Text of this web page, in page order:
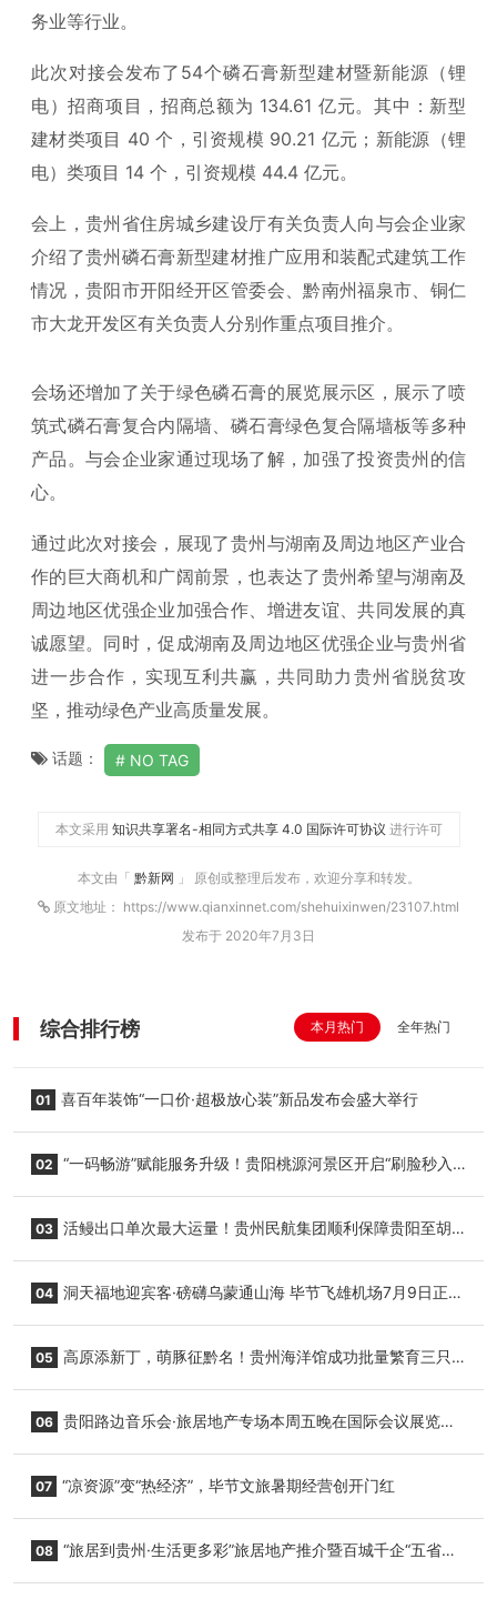
务业等行业。
此次对接会发布了54个磷石膏新型建材暨新能源（锂
电）招商项目，招商总额为 134.61 亿元。其中：新型
建材类项目 40 个，引资规模 90.21 亿元；新能源（锂
电）类项目 14 个，引资规模 44.4 亿元。
会上，贵州省住房城乡建设厅有关负责人向与会企业家
介绍了贵州磷石膏新型建材推广应用和装配式建筑工作
情况，贵阳市开阳经开区管委会、黔南州福泉市、铜仁
市大龙开发区有关负责人分别作重点项目推介。
会场还增加了关于绿色磷石膏的展览展示区，展示了喷
筑式磷石膏复合内隔墙、磷石膏绿色复合隔墙板等多种
产品。与会企业家通过现场了解，加强了投资贵州的信
心。
通过此次对接会，展现了贵州与湖南及周边地区产业合
作的巨大商机和广阔前景，也表达了贵州希望与湖南及
周边地区优强企业加强合作、增进友谊、共同发展的真
诚愿望。同时，促成湖南及周边地区优强企业与贵州省
进一步合作，实现互利共赢，共同助力贵州省脱贫攻
坚，推动绿色产业高质量发展。
话题： NO TAG
本文采用 知识共享署名-相同方式共享 4.0 国际许可协议 进行许可
本文由「 黔新网 」 原创或整理后发布，欢迎分享和转发。
原文地址： https://www.qianxinnet.com/shehuixinwen/23107.html
发布于 2020年7月3日
综合排行榜 本月热门 全年热门
01 喜百年装饰“一口价·超极放心装”新品发布会盛大举行
02 “一码畅游”赋能服务升级！贵阳桃源河景区开启“刷脸秒入
03 活鳗出口单次最大运量！贵州民航集团顺利保障贵阳至胡
04 洞天福地迎宾客·磅礴乌蒙通山海 毕节飞雄机场7月9日正式
05 高原添新丁，萌豚征黔名！贵州海洋馆成功批量繁育三只
06 贵阳路边音乐会·旅居地产专场本周五晚在国际会议展览中
07 “凉资源”变“热经济”，毕节文旅暑期经营创开门红
08 “旅居到贵州·生活更多彩”旅居地产推介暨百城千企“五省